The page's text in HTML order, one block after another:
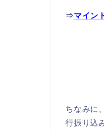
⇒マイン
ちなみに
行振り込